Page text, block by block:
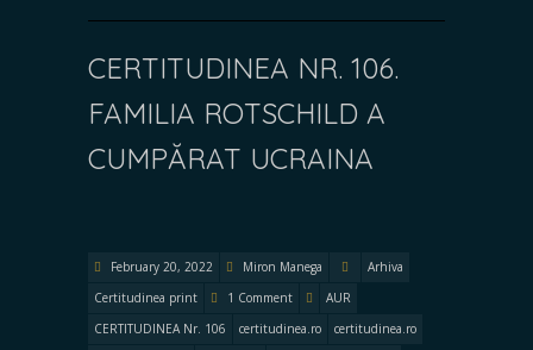
CERTITUDINEA NR. 106.
FAMILIA ROTSCHILD A
CUMPĂRAT UCRAINA
February 20, 2022 Miron Manega
Arhiva
Certitudinea print
1 Comment
AUR
CERTITUDINEA Nr. 106
certitudinea.ro
certitudinea.ro